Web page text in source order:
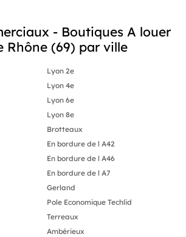
- Boutiques A louer
Rhône (69) par ville
Lyon 2e
Lyon 4e
Lyon 6e
Lyon 8e
Brotteaux
En bordure de l A42
En bordure de l A46
En bordure de l A7
Gerland
Pole Economique Techlid
Terreaux
Ambérieux